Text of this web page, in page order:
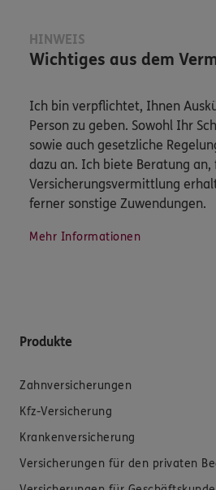
HINWEIS
Wichtiges aus dem
Ich bin verpflichtet, Ihnen
Person zu geben. Sowohl Ihr
sowie auch gesetzliche
dazu an. Ich biete Beratung an,
Versicherungsvermittlung
ferner sonstige Zuwendungen.
Mehr Informationen
Produkte
Zahnversicherungen
Kfz-Versicherung
Krankenversicherung
Versicherungen für den privaten